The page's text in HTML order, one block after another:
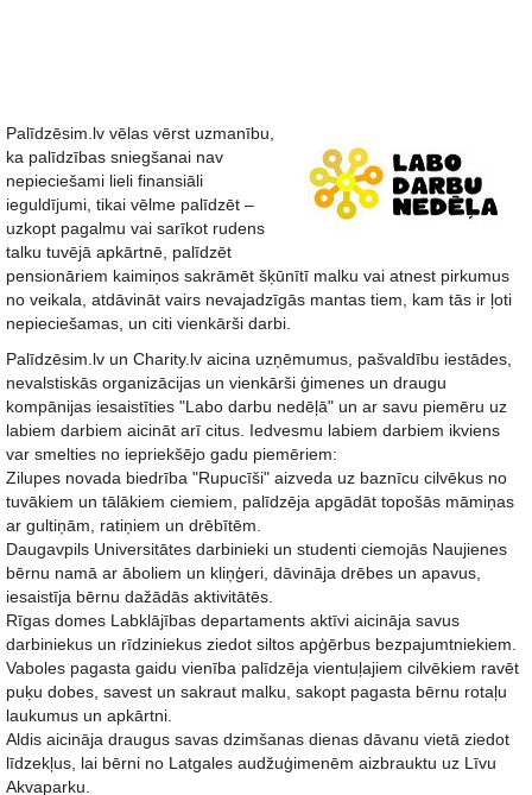
Palīdzēsim.lv vēlas vērst uzmanību,
ka palīdzības sniegšanai nav
nepieciešami lieli finansiāli
ieguldījumi, tikai vēlme palīdzēt –
uzkopt pagalmu vai sarīkot rudens
talku tuvējā apkārtnē, palīdzēt
pensionāriem kaimiņos sakrāmēt šķūnītī malku vai atnest pirkumus
no veikala, atdāvināt vairs nevajadzīgās mantas tiem, kam tās ir ļoti
nepieciešamas, un citi vienkārši darbi.
Palīdzēsim.lv un Charity.lv aicina uzņēmumus, pašvaldību iestādes,
nevalstiskās organizācijas un vienkārši ģimenes un draugu
kompānijas iesaistīties "Labo darbu nedēļā" un ar savu piemēru uz
labiem darbiem aicināt arī citus. Iedvesmu labiem darbiem ikviens
var smelties no iepriekšējo gadu piemēriem:
Zilupes novada biedrība "Rupucīši" aizveda uz baznīcu cilvēkus no
tuvākiem un tālākiem ciemiem, palīdzēja apgādāt topošās māmiņas
ar gultiņām, ratiņiem un drēbītēm.
Daugavpils Universitātes darbinieki un studenti ciemojās Naujienes
bērnu namā ar āboliem un kliņģeri, dāvināja drēbes un apavus,
iesaistīja bērnu dažādās aktivitātēs.
Rīgas domes Labklājības departaments aktīvi aicināja savus
darbiniekus un rīdziniekus ziedot siltos apģērbus bezpajumtniekiem.
Vaboles pagasta gaidu vienība palīdzēja vientuļajiem cilvēkiem ravēt
puķu dobes, savest un sakraut malku, sakopt pagasta bērnu rotaļu
laukumus un apkārtni.
Aldis aicināja draugus savas dzimšanas dienas dāvanu vietā ziedot
līdzekļus, lai bērni no Latgales audžuģimenēm aizbrauktu uz Līvu
Akvaparku.